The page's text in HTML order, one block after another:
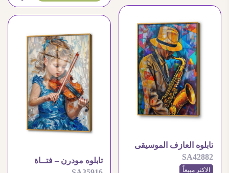
تابلوه العازف الموسيقى
SA42882
الاكثر مبيعاً
تابلوه مودرن – فتــاة